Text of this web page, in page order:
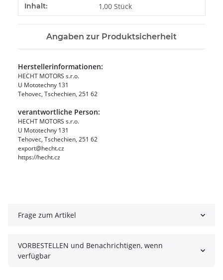
Produkteigenschaft
Wert
Inhalt: 1,00 Stück
Angaben zur Produktsicherheit
Herstellerinformationen:
HECHT MOTORS s.r.o.
U Mototechny 131
Tehovec, Tschechien, 251 62
verantwortliche Person:
HECHT MOTORS s.r.o.
U Mototechny 131
Tehovec, Tschechien, 251 62
export@hecht.cz
https://hecht.cz
Frage zum Artikel
VORBESTELLEN und Benachrichtigen, wenn
verfügbar